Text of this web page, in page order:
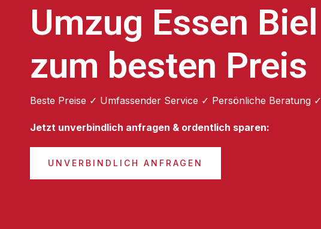
Umzug Essen Biel
zum besten Preis
Beste Preise ✓ Umfassender Service ✓ Persönliche Beratung ✓
Jetzt unverbindlich anfragen & ordentlich sparen:
UNVERBINDLICH ANFRAGEN